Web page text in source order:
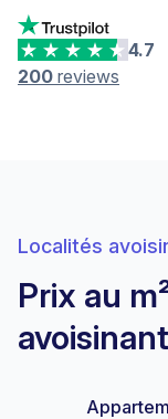
4.7
200 reviews
Localités
Prix au